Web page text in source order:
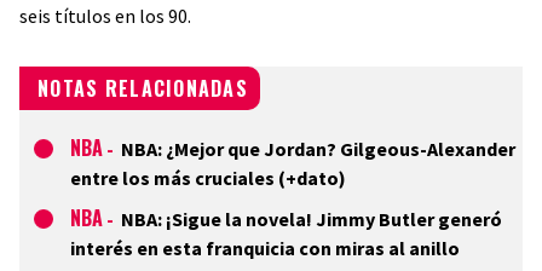
seis títulos en los 90.
NOTAS RELACIONADAS
NBA - NBA: ¿Mejor que Jordan? Gilgeous-Alexander
entre los más cruciales (+dato)
NBA - NBA: ¡Sigue la novela! Jimmy Butler generó
interés en esta franquicia con miras al anillo